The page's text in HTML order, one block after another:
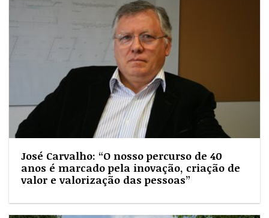
José Carvalho: “O nosso percurso de 40
anos é marcado pela inovação, criação de
valor e valorização das pessoas”